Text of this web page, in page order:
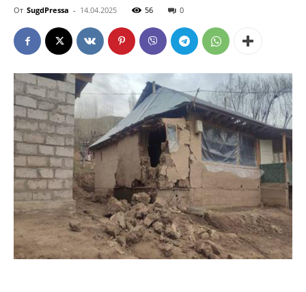
От SugdPressa - 14.04.2025 56 0